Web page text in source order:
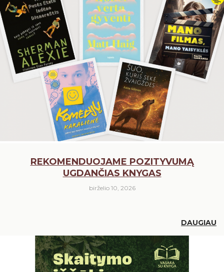
REKOMENDUOJAME POZITYVUMĄ
UGDANČIAS KNYGAS
birželio 10, 2026
DAUGIAU